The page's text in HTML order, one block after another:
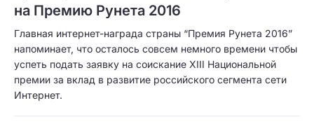
на Премию Рунета 2016
Главная интернет-награда страны “Премия Рунета 2016”
напоминает, что осталось совсем немного времени чтобы
успеть подать заявку на соискание XIII Национальной
премии за вклад в развитие российского сегмента сети
Интернет.